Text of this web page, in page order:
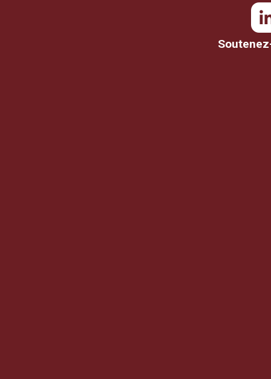
Les Assises nationales de l'EPL